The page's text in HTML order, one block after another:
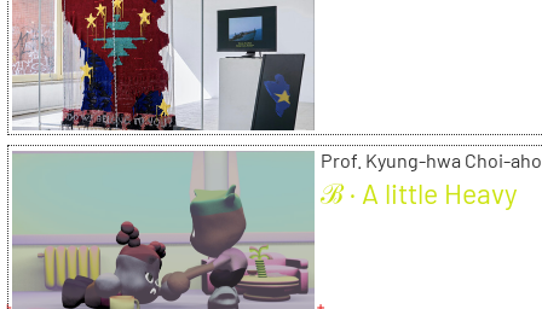
Prof. Kyung-hwa Choi-
ℬ · A little Heavy